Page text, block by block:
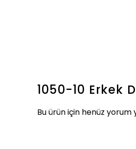
1050-10 Erkek
Bu ürün için henüz yorum